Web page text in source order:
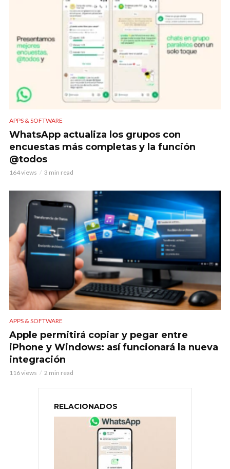
APPS & SOFTWARE
WhatsApp actualiza los grupos con
encuestas más completas y la función
@todos
164 views 3 min read
APPS & SOFTWARE
Apple permitirá copiar y pegar entre
iPhone y Windows: así funcionará la nueva
integración
116 views 2 min read
RELACIONADOS